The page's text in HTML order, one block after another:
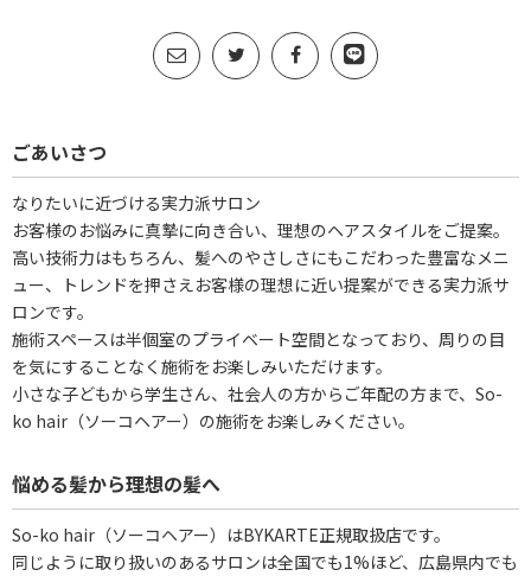
ごあいさつ
なりたいに近づける実力派サロン
お客様のお悩みに真摯に向き合い、理想のヘアスタイルをご提案。
高い技術力はもちろん、髪へのやさしさにもこだわった豊富なメニ
ュー、トレンドを押さえお客様の理想に近い提案ができる実力派サ
ロンです。
施術スペースは半個室のプライベート空間となっており、周りの目
を気にすることなく施術をお楽しみいただけます。
小さな子どもから学生さん、社会人の方からご年配の方まで、So-
ko hair（ソーコヘアー）の施術をお楽しみください。
悩める髪から理想の髪へ
So-ko hair（ソーコヘアー）はBYKARTE正規取扱店です。
同じように取り扱いのあるサロンは全国でも1%ほど、広島県内でも